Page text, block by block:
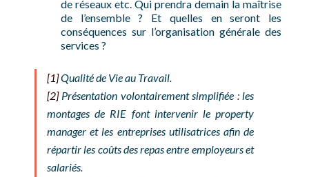
de réseaux etc. Qui prendra demain la maîtrise
de l’ensemble ? Et quelles en seront les
conséquences sur l’organisation générale des
services ?
[1]Qualité de Vie au Travail.
[2]Présentation volontairement simplifiée : les
montages de RIE font intervenir le property
manager et les entreprises utilisatrices afin de
répartir les coûts des repas entre employeurs et
salariés.